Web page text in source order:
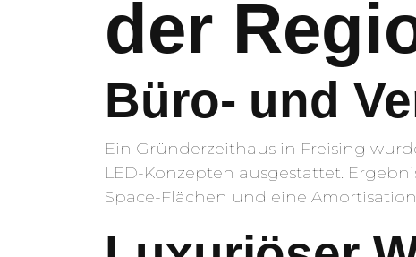
der
Büro- und
Ein Gründerzeithaus in Freising
LED-Konzepten ausgestattet.
Space-Flächen und eine